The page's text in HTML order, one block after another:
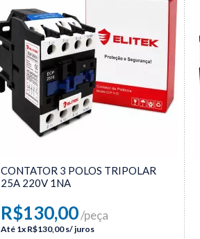
CONTATOR 3 POLOS TRIPOLAR
25A 220V 1NA
R$130,00/peça
Até 1x R$130,00s/ juros